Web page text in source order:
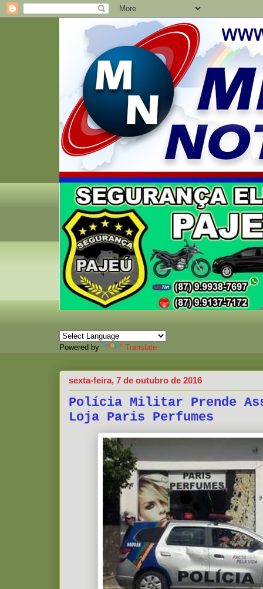
Powered by Translate
sexta-feira, 7 de outubro de 2016
Polícia Militar Prende
Loja Paris Perfumes